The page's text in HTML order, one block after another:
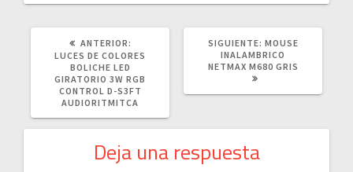
ANTERIOR:
ANTERIOR:
LUCES DE COLORES
BOLICHE LED
GIRATORIO 3W RGB
CONTROL D-S3FT
AUDIORITMITCA
SIGUIENTE: SIGUIENTE
POST:
MOUSE
INALAMBRICO
NETMAX M680 GRIS
Deja una respuesta